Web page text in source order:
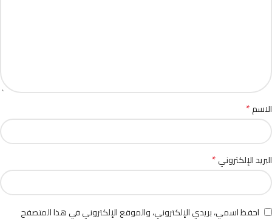
الاسم*
البريد الإلكتروني*
احفظ اسمي، بريدي الإلكتروني، والموقع الإلكتروني في هذا المتصفح